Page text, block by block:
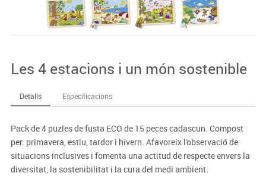
Les 4 estacions i un món sostenible
Detalls Especificacions
Pack de 4 puzles de fusta ECO de 15 peces cadascun. Compost
per: primavera, estiu, tardor i hivern. Afavoreix l'observació de
situacions inclusives i fomenta una actitud de respecte envers la
diversitat, la sostenibilitat i la cura del medi ambient.